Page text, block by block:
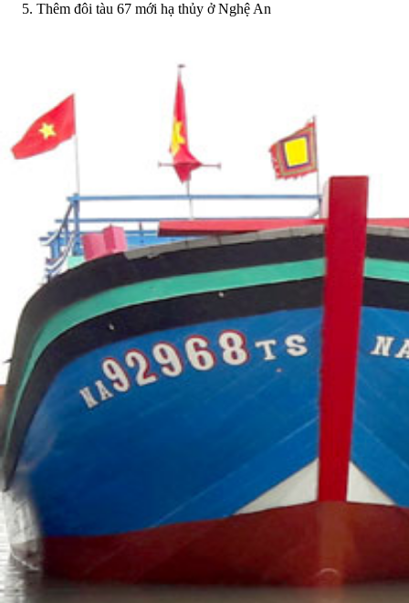
Thêm đôi tàu 67 mới hạ thủy ở Nghệ An